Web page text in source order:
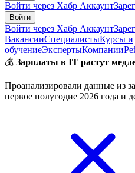
Войти через Хабр Аккаунт
Войти
Войти через Хабр Аккаунт
ВакансииСпециалистыКурсы и
обучениеЭкспертыКомпании
💰 Зарплаты в IT растут
Проанализировали данные из
первое полугодие 2026 года и